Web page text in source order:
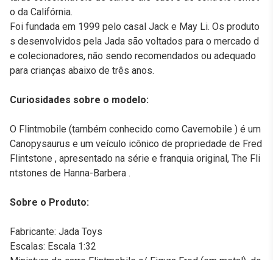
o da Califórnia.
Foi fundada em 1999 pelo casal Jack e May Li. Os produto
s desenvolvidos pela Jada são voltados para o mercado d
e colecionadores, não sendo recomendados ou adequado
para crianças abaixo de três anos.
Curiosidades sobre o modelo:
O Flintmobile (também conhecido como Cavemobile ) é um
Canopysaurus e um veículo icônico de propriedade de Fred
Flintstone , apresentado na série e franquia original, The Fli
ntstones de Hanna-Barbera .
Sobre o Produto:
Fabricante: Jada Toys
Escalas: Escala 1:32